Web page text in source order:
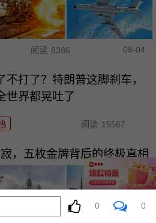
阅读 8386 08-04
不打了？特朗普这脚刹车，
世界都晃吐了
阅读 15567
，五枚金牌背后的终极真相
0 0